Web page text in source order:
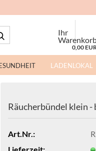
Ihr
0,00
LADENLOKAL
Räucherbündel klein -
Art.Nr.:
Lieferzeit: